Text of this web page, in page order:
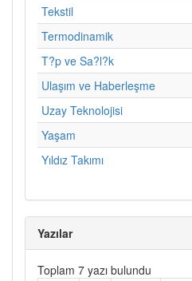
Tekstil
Termodinamik
T?p ve Sa?l?k
Ulaşım ve Haberleşme
Uzay Teknolojisi
Yaşam
Yıldız Takımı
Yazılar
Toplam 7 yazı bulundu